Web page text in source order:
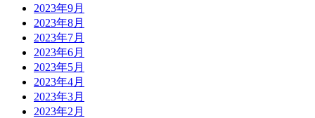
2023年9月
2023年8月
2023年7月
2023年6月
2023年5月
2023年4月
2023年3月
2023年2月